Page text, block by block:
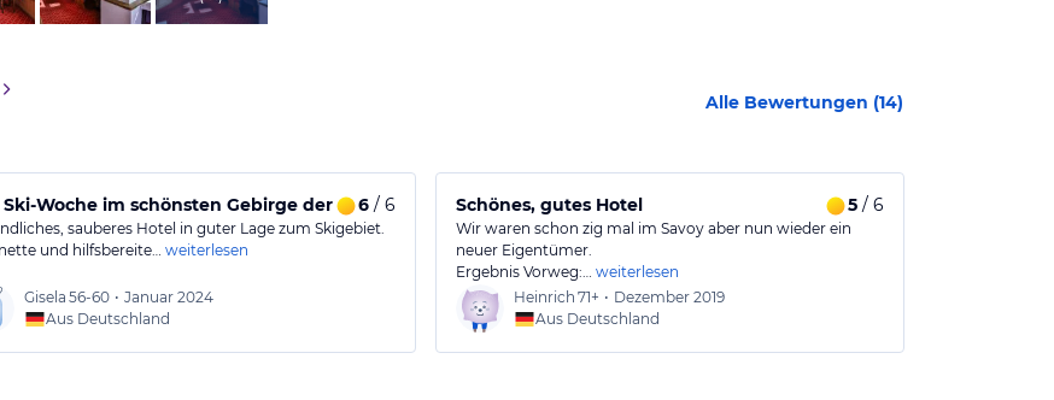
Alle Bewertungen (14)
Ski-Woche im schönsten Gebirge der Welt
6/ 6
sauberes Hotel in guter Lage zum Skigebiet.
und hilfsbereite… weiterlesen
Gisela 56-60 • Januar 2024
Aus Deutschland
Schönes, gutes Hotel 5/ 6
Wir waren schon zig mal im Savoy aber nun wieder ein
neuer Eigentümer.
Ergebnis Vorweg:… weiterlesen
Heinrich 71+ • Dezember 2019
Aus Deutschland